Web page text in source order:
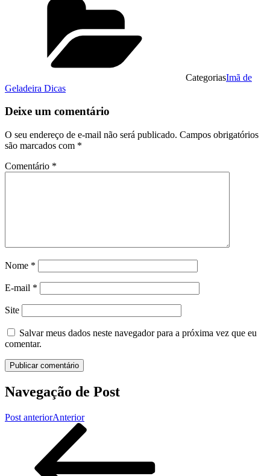
CategoriasImã de
Geladeira Dicas
Deixe um comentário
O seu endereço de e-mail não será publicado. Campos obrigatórios
são marcados com *
Comentário *
Nome *
E-mail *
Site
Salvar meus dados neste navegador para a próxima vez que eu
comentar.
Navegação de Post
Post anteriorAnterior